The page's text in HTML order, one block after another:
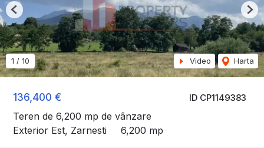
ID CP1149383
136,400 €
Teren de 6,200 mp de vânzare
Exterior Est, Zarnesti
6,200 mp
1 / 10 Video Harta
Previous